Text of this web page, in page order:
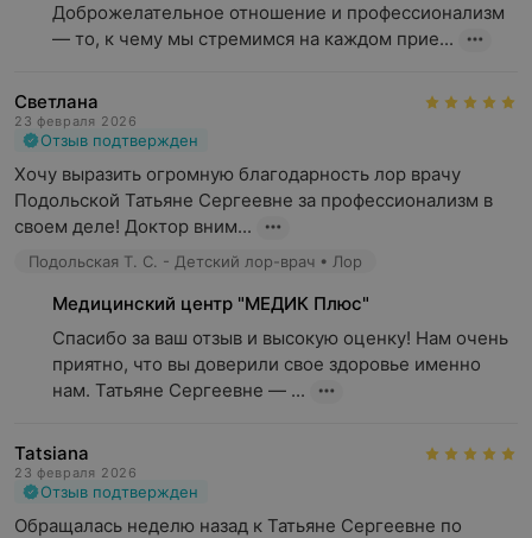
Доброжелательное отношение и профессионализм
— то, к чему мы стремимся на каждом прие...
Светлана
23 февраля 2026
Отзыв подтвержден
Хочу выразить огромную благодарность лор врачу
Подольской Татьяне Сергеевне за профессионализм в
своем деле! Доктор вним...
Подольская Т. С. - Детский лор-врач • Лор
Медицинский центр "МЕДИК Плюс"
Спасибо за ваш отзыв и высокую оценку! Нам очень
приятно, что вы доверили свое здоровье именно
нам. Татьяне Сергеевне — ...
Tatsiana
23 февраля 2026
Отзыв подтвержден
Обращалась неделю назад к Татьяне Сергеевне по